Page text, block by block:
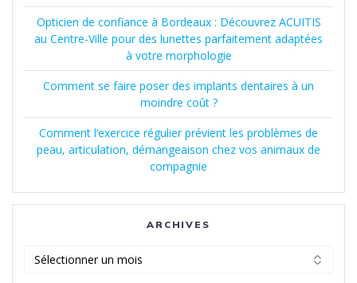
Opticien de confiance à Bordeaux : Découvrez ACUITIS
au Centre-Ville pour des lunettes parfaitement adaptées
à votre morphologie
Comment se faire poser des implants dentaires à un
moindre coût ?
Comment l’exercice régulier prévient les problèmes de
peau, articulation, démangeaison chez vos animaux de
compagnie
ARCHIVES